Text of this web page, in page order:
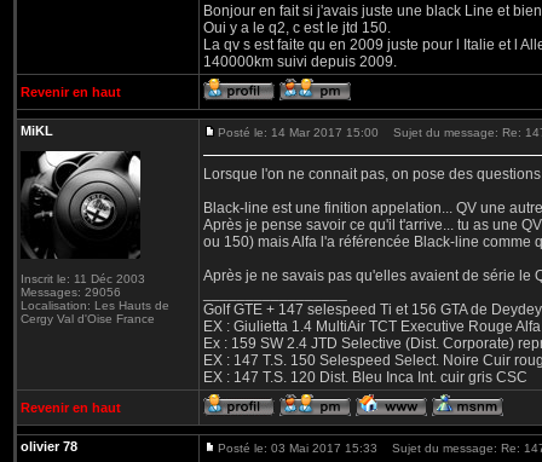
Bonjour en fait si j'avais juste une black Line et
Oui y a le q2, c est le jtd 150.
La qv s est faite qu en 2009 juste pour l Italie et l
140000km suivi depuis 2009.
Revenir en haut
MiKL
Inscrit le: 11 Déc 2003
Messages: 29056
Localisation: Les Hauts de
Cergy Val d'Oise France
Posté le: 14 Mar 2017 15:00 Sujet du message: Re:
Lorsque l'on ne connait pas, on pose des
Black-line est une finition appelation... QV une
Après je pense savoir ce qu'il t'arrive... tu as une
ou 150) mais Alfa l'a référencée Black-line comme
Après je ne savais pas qu'elles avaient de série le
Golf GTE + 147 selespeed Ti et 156 GTA de
EX : Giulietta 1.4 MultiAir TCT Executive Rouge
Ex : 159 SW 2.4 JTD Selective (Dist. Corporate)
EX : 147 T.S. 150 Selespeed Select. Noire Cuir
EX : 147 T.S. 120 Dist. Bleu Inca Int. cuir gris CSC
Revenir en haut
olivier 78 Posté le: 03 Mai 2017 15:33 Sujet du message: Re: